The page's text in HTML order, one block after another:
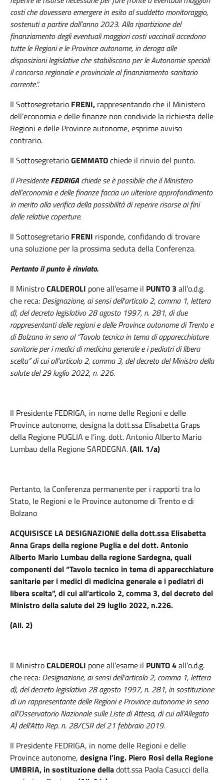
costi che dovessero emergere in esito al suddetto monitoraggio,
sostenuti a partire dall’anno 2023. Alla ripartizione del
finanziamento degli eventuali maggiori costi vaccinali accedono
tutte le Regioni e le Province autonome, in deroga alle
disposizioni legislative che stabiliscono per le Autonomie speciali
il concorso regionale e provinciale al finanziamento sanitario
corrente.”.
Il Sottosegretario FRENI, rappresentando che il Ministero
dell’economia e delle finanze non condivide la richiesta delle
Regioni e delle Province autonome, esprime avviso
contrario.
Il SottosegretarioGEMMATOchiede il rinvio del punto.
Il PresidenteFEDRIGA chiede se è possibile che il Ministero
dell’economia e delle finanze faccia un ulteriore approfondimento
in merito alla verifica della possibilità di reperire risorse ai fini
delle relative coperture.
Il Sottosegretario FRENI risponde, confidando di trovare
una soluzione per la prossima seduta della Conferenza.
Pertanto il punto è rinviato.
Il MinistroCALDEROLI pone all’esame il PUNTO 3 all’o.d.g.
che reca: Designazione, ai sensi dell'articolo 2, comma 1, lettera
d), del decreto legislativo 28 agosto 1997, n. 281, di due
rappresentanti delle regioni e delle Province autonome di Trento e
di Bolzano in seno al “Tavolo tecnico in tema di apparecchiature
sanitarie per i medici di medicina generale e i pediatri di libera
scelta” di cui all’articolo 2, comma 3, del decreto del Ministro della
salute del 29 luglio 2022, n. 226.
Il Presidente FEDRIGA, in nome delle Regioni e delle
Province autonome, designa la dott.ssa Elisabetta Graps
della Regione PUGLIA e l’ing. dott. Antonio Alberto Mario
Lumbau della Regione SARDEGNA.(All. 1/a)
Pertanto, la Conferenza permanente per i rapporti tra lo
Stato, le Regioni e le Province autonome di Trento e di
Bolzano
ACQUISISCE LA DESIGNAZIONE della dott.ssa Elisabetta
Anna Graps della regione Puglia e del dott. Antonio
Alberto Mario Lumbau della regione Sardegna, quali
componenti del “Tavolo tecnico in tema di apparecchiature
sanitarie per i medici di medicina generale e i pediatri di
libera scelta”, di cui all’articolo 2, comma 3, del decreto del
Ministro della salute del 29 luglio 2022, n.226.
(All. 2)
Il MinistroCALDEROLI pone all’esame il PUNTO 4all’o.d.g.
che reca: Designazione, ai sensi dell’articolo 2, comma 1, lettera
d), del decreto legislativo 28 agosto 1997, n. 281, in sostituzione
di un rappresentante delle Regioni e Province autonome in seno
all’Osservatorio Nazionale sulle Liste di Attesa, di cui all’Allegato
A) dell’Atto Rep. n. 28/CSR del 21 febbraio 2019.
Il Presidente FEDRIGA, in nome delle Regioni e delle
Province autonome, designa l’ing. Piero Rosi della Regione
UMBRIA, in sostituzione delladott.ssa Paola Casucci della